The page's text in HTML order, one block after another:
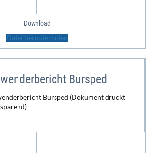
Download
Datei herunterladen
Bursped
Bursped (Dokument druckt